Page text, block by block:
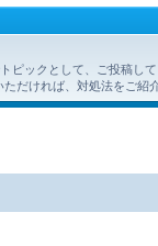
ピックとして、ご投稿して
だければ、対処法をご紹